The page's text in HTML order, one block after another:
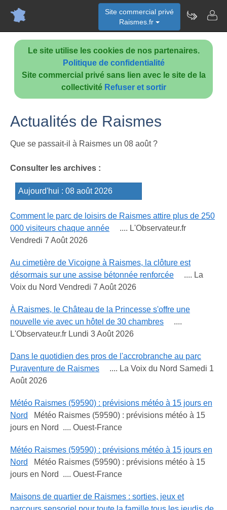
Le site utilise les cookies de nos partenaires.
Politique de confidentialité
Site commercial privé sans lien avec le site de la
collectivité Refuser et sortir
Site commercial privé
Raismes.fr
Actualités de Raismes
Que se passait-il à Raismes un 08 août ?
Consulter les archives :
Comment le parc de loisirs de Raismes attire plus de 250
000 visiteurs chaque année .... L'Observateur.fr
Vendredi 7 Août 2026
Au cimetière de Vicoigne à Raismes, la clôture est
désormais sur une assise bétonnée renforcée .... La
Voix du Nord Vendredi 7 Août 2026
À Raismes, le Château de la Princesse s'offre une
nouvelle vie avec un hôtel de 30 chambres ....
L'Observateur.fr Lundi 3 Août 2026
Dans le quotidien des pros de l'accrobranche au parc
Puraventure de Raismes .... La Voix du Nord Samedi 1
Août 2026
Météo Raismes (59590) : prévisions météo à 15 jours en
Nord
Météo Raismes (59590) : prévisions météo à 15
jours en Nord .... Ouest-France
Météo Raismes (59590) : prévisions météo à 15 jours en
Nord
Météo Raismes (59590) : prévisions météo à 15
jours en Nord .... Ouest-France
Maisons de quartier de Raismes : sorties, jeux et